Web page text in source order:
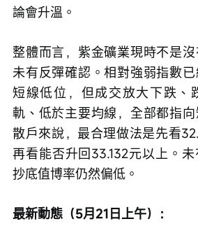
論會升溫。
整體而言，紫金礦業現時不是
未有反彈確認。相對強弱指數
短線低位，但成交放大下跌、
軌、低於主要均線，全部都指
散戶來說，最合理做法是先看
再看能否升回33.132元以上。未
抄底值博率仍然偏低。
最新動態（5月21日上午）：​